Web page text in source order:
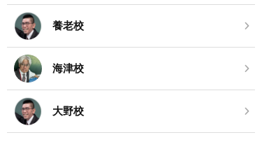
養老校
海津校
大野校